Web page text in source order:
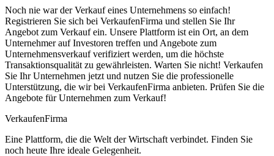
Noch nie war der Verkauf eines Unternehmens so einfach!
Registrieren Sie sich bei VerkaufenFirma und stellen Sie Ihr
Angebot zum Verkauf ein. Unsere Plattform ist ein Ort, an dem
Unternehmer auf Investoren treffen und Angebote zum
Unternehmensverkauf verifiziert werden, um die höchste
Transaktionsqualität zu gewährleisten. Warten Sie nicht! Verkaufen
Sie Ihr Unternehmen jetzt und nutzen Sie die professionelle
Unterstützung, die wir bei VerkaufenFirma anbieten. Prüfen Sie die
Angebote für Unternehmen zum Verkauf!
VerkaufenFirma
Eine Plattform, die die Welt der Wirtschaft verbindet. Finden Sie
noch heute Ihre ideale Gelegenheit.